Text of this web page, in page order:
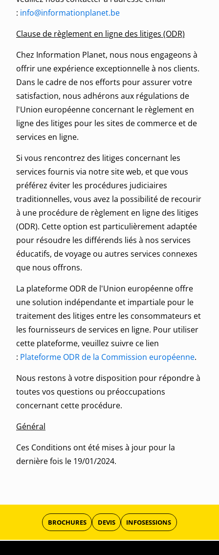
: info@informationplanet.be
Clause de règlement en ligne des litiges (ODR)
Chez Information Planet, nous nous engageons à
offrir une expérience exceptionnelle à nos clients.
Dans le cadre de nos efforts pour assurer votre
satisfaction, nous adhérons aux régulations de
l'Union européenne concernant le règlement en
ligne des litiges pour les sites de commerce et de
services en ligne.
Si vous rencontrez des litiges concernant les
services fournis via notre site web, et que vous
préférez éviter les procédures judiciaires
traditionnelles, vous avez la possibilité de recourir
à une procédure de règlement en ligne des litiges
(ODR). Cette option est particulièrement adaptée
pour résoudre les différends liés à nos services
éducatifs, de voyage ou autres services connexes
que nous offrons.
La plateforme ODR de l'Union européenne offre
une solution indépendante et impartiale pour le
traitement des litiges entre les consommateurs et
les fournisseurs de services en ligne. Pour utiliser
cette plateforme, veuillez suivre ce lien
: Plateforme ODR de la Commission européenne.
Nous restons à votre disposition pour répondre à
toutes vos questions ou préoccupations
concernant cette procédure.
Général
Ces Conditions ont été mises à jour pour la
dernière fois le 19/01/2024.
BROCHURES DEVIS INFOSESSIONS